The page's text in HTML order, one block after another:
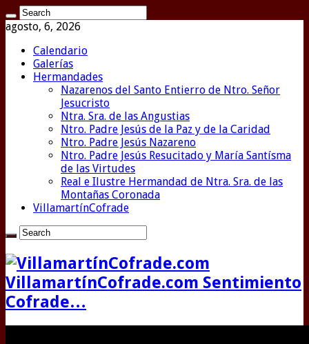
agosto, 6, 2026
Calendario
Galerías
Hermandades
Nazarenos del Santo Entierro de Ntro. Señor
Jesucristo
Ntra. Sra. de las Angustias
Ntro. Padre Jesús de la Paz y de la Caridad
Ntro. Padre Jesús Nazareno
Ntro. Padre Jesús Resucitado y María Santísma
de las Virtudes
Real e Ilustre Hermandad de Ntra. Sra. de las
Montañas Coronada
VillamartínCofrade
VillamartínCofrade.com Sentimiento
Cofrade…